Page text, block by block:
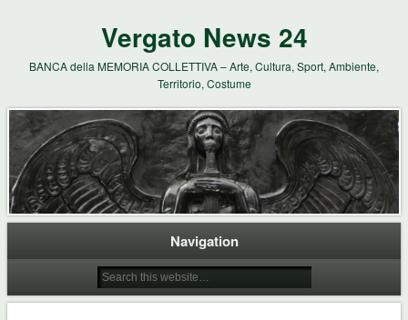
Vergato News 24
BANCA della MEMORIA COLLETTIVA – Arte, Cultura, Sport, Ambiente,
Territorio, Costume
Navigation